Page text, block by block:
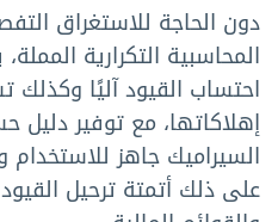
دون الحاجة للاستغراق
المحاسبية التكرارية
احتساب القيود آليًا
إهلاكاتها، مع توفير دليل
السيراميك جاهز للاستخدام
على ذلك أتمتة ترحيل